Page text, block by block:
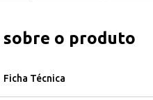
sobre o produto
Ficha Técnica